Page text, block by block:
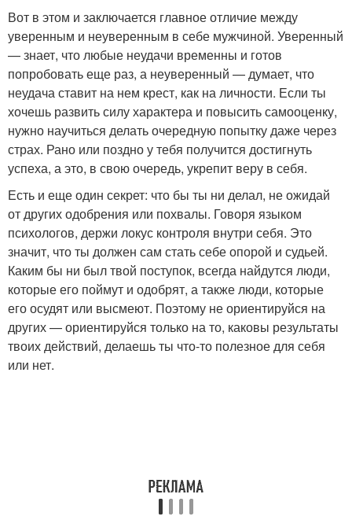
Вот в этом и заключается главное отличие между
уверенным и неуверенным в себе мужчиной. Уверенный
— знает, что любые неудачи временны и готов
попробовать еще раз, а неуверенный — думает, что
неудача ставит на нем крест, как на личности. Если ты
хочешь развить силу характера и повысить самооценку,
нужно научиться делать очередную попытку даже через
страх. Рано или поздно у тебя получится достигнуть
успеха, а это, в свою очередь, укрепит веру в себя.
Есть и еще один секрет: что бы ты ни делал, не ожидай
от других одобрения или похвалы. Говоря языком
психологов, держи локус контроля внутри себя. Это
значит, что ты должен сам стать себе опорой и судьей.
Каким бы ни был твой поступок, всегда найдутся люди,
которые его поймут и одобрят, а также люди, которые
его осудят или высмеют. Поэтому не ориентируйся на
других — ориентируйся только на то, каковы результаты
твоих действий, делаешь ты что-то полезное для себя
или нет.